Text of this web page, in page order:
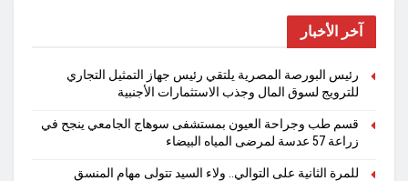
آخر الأخبار
رئيس البورصة المصرية يلتقي رئيس جهاز التمثيل التجاري
للترويج لسوق المال وجذب الاستثمارات الأجنبية
قسم طب وجراحة العيون بمستشفى سوهاج الجامعي ينجح في
زراعة 57 عدسة لمرضى المياه البيضاء
للمرة الثانية على التوالي.. ولاء السيد تتولى مهام المنسق